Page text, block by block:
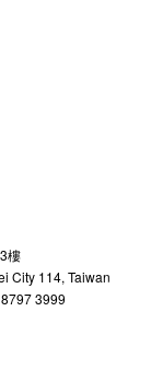
樓
City 114, Taiwan
3999